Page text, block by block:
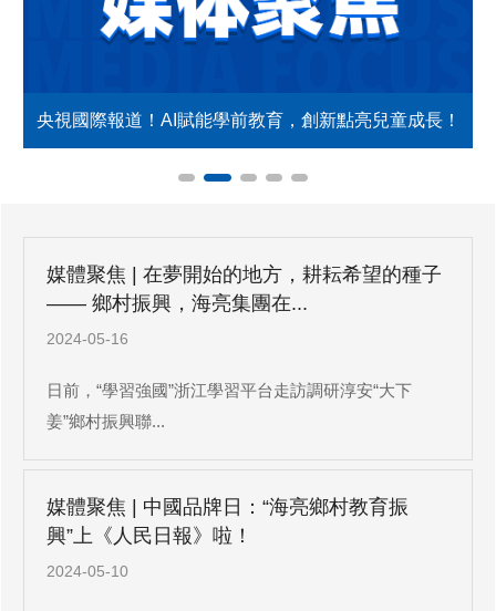
央視國際報道！AI賦能學前教育，創新點亮兒童成長！
媒體聚焦 | 在夢開始的地方，耕耘希望的種子
—— 鄉村振興，海亮集團在...
2024-05-16
日前，“學習強國”浙江學習平台走訪調研淳安“大下
姜”鄉村振興聯...
媒體聚焦 | 中國品牌日：“海亮鄉村教育振
興”上《人民日報》啦！
2024-05-10